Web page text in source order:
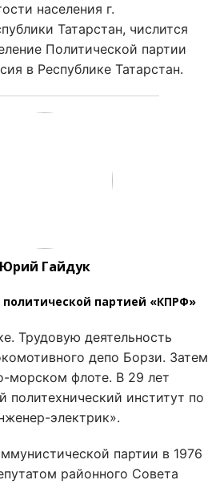
населения г.
Татарстан, числится
Политической партии
в Республике Татарстан.
Юрий Гайдук
политической партией «КПРФ»
Трудовую деятельность
депо Борзи. Затем
морском флоте. В 29 лет
политехнический институт по
электрик».
партии в 1976
районного Совета